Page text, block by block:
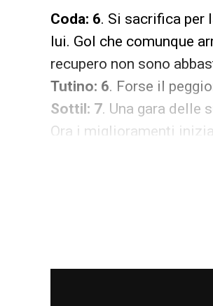
Coda: 6. Si sacrifica per
lui. Gol che comunque
recupero non sono
Tutino: 6. Forse il
Sottil: 7. Una gara delle
Ora i miglioramenti